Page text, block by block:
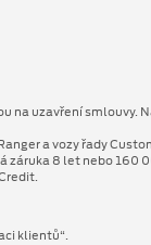
na uzavření smlouvy.
a vozy řady
8 let nebo 160
klientů“.